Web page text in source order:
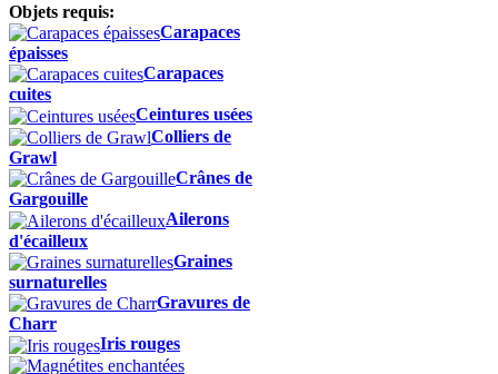
Objets requis:
Carapaces
épaisses
Carapaces
cuites
Ceintures usées
Colliers de
Grawl
Crânes de
Gargouille
Ailerons
d'écailleux
Graines
surnaturelles
Gravures de
Charr
Iris rouges